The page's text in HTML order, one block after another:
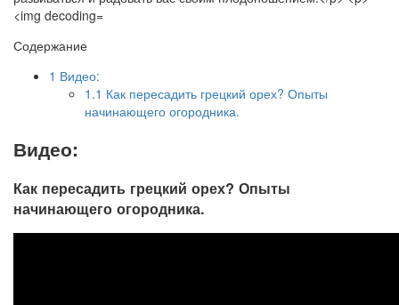
Содержание
1 Видео:
1.1 Как пересадить грецкий орех? Опыты
начинающего огородника.
Видео:
Как пересадить грецкий орех? Опыты
начинающего огородника.